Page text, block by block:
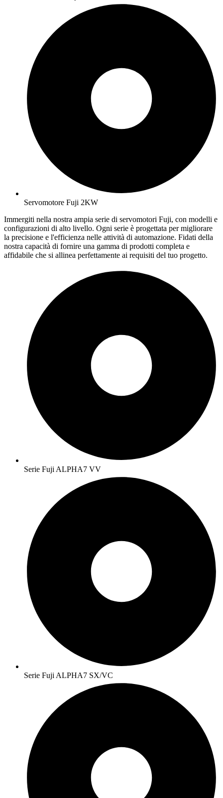
Servomotore Fuji 2KW
Immergiti nella nostra ampia serie di servomotori Fuji, con modelli e
configurazioni di alto livello. Ogni serie è progettata per migliorare
la precisione e l'efficienza nelle attività di automazione. Fidati della
nostra capacità di fornire una gamma di prodotti completa e
affidabile che si allinea perfettamente ai requisiti del tuo progetto.
Serie Fuji ALPHA7 VV
Serie Fuji ALPHA7 SX/VC